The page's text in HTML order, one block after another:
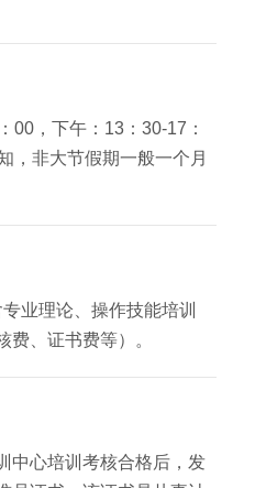
00，下午：13：30-17：
，非大节假期一般一个月
业理论、操作技能培训
费、证书费等）。
中心培训考核合格后，发